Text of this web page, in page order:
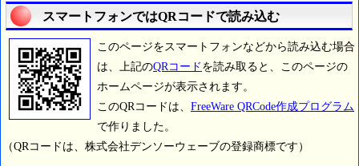
スマートフォンではQRコードで読み込む
このページをスマートフォンなどから読み込む場合
は、上記のQRコード を読み取ると、このページの
ホームページが表示されます。
このQRコードは、 FreeWare QRCode作成プログラム
で作りました。
（QRコードは、株式会社デンソーウェーブの登録商標です）